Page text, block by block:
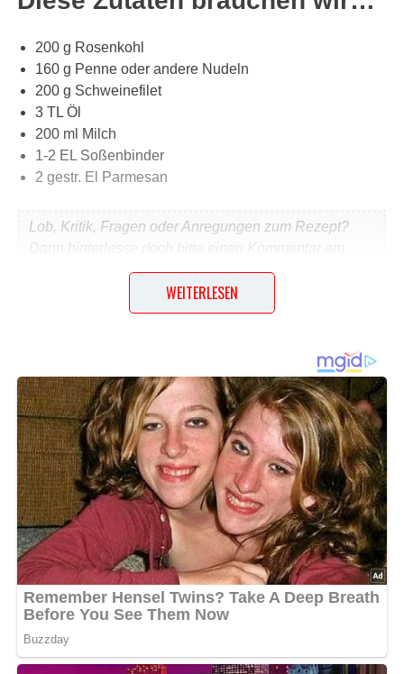
200 g Rosenkohl
160 g Penne oder andere Nudeln
200 g Schweinefilet
3 TL Öl
200 ml Milch
1-2 EL Soßenbinder
2 gestr. El Parmesan
Lob, Kritik, Fragen oder Anregungen zum Rezept?
Dann hinterlasse doch bitte einen Kommentar am
Ende dieser Seite & auch eine Bewertung!
Rosenkohl garen, Nudeln bißfest kochen, beides
abgießen und warmstellen. Filet in Streifen schneiden
und in 2 TL Öl braten, salzen & pfeffern, dann aus der
Pfanne nehmen und warmstellen. Im restlichen TL Öl die
Nudeln und den Rosenkohl braten, bis leicht gebräunt.
Mit Salz und Pfeffer abschmecken und das Fleisch
wieder zugeben. Milch zugießen, aufkochen, andicken.
Abschmecken und auf 2 Tellern anrichten. Über jeden
Teller 1 gestrichenen El Parmesan geben.
WEITERLESEN